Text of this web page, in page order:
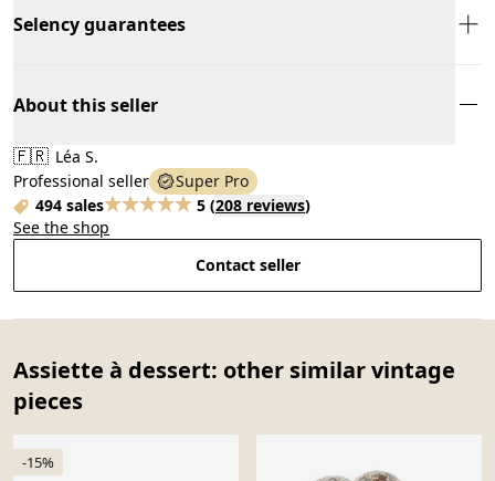
Selency guarantees
About this seller
🇫🇷 Léa S.
Professional seller
Super Pro
494 sales
5 (208 reviews)
See the shop
Contact seller
Assiette à dessert: other similar vintage
pieces
-15%